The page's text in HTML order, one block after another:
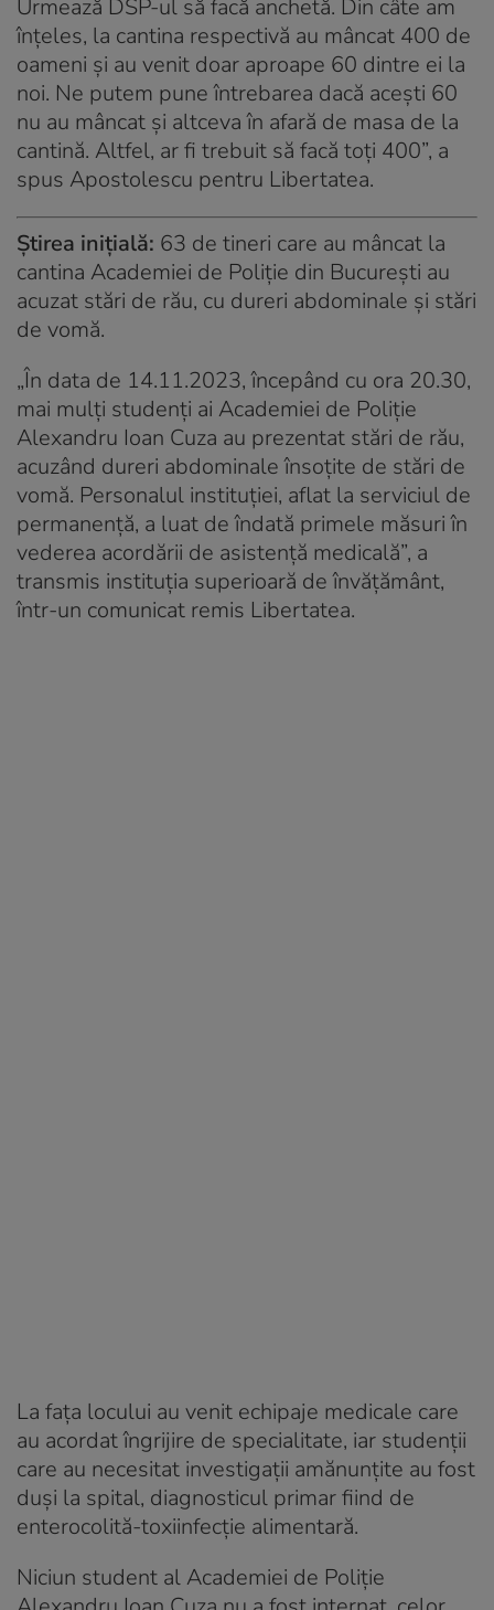
Urmează DSP-ul să facă anchetă. Din câte am
înțeles, la cantina respectivă au mâncat 400 de
oameni și au venit doar aproape 60 dintre ei la
noi. Ne putem pune întrebarea dacă acești 60
nu au mâncat și altceva în afară de masa de la
cantină. Altfel, ar fi trebuit să facă toți 400”, a
spus Apostolescu pentru Libertatea.
Știrea inițială: 63 de tineri care au mâncat la
cantina Academiei de Poliție din București au
acuzat stări de rău, cu dureri abdominale și stări
de vomă.
„În data de 14.11.2023, începând cu ora 20.30,
mai mulți studenți ai Academiei de Poliție
Alexandru Ioan Cuza au prezentat stări de rău,
acuzând dureri abdominale însoțite de stări de
vomă. Personalul instituției, aflat la serviciul de
permanență, a luat de îndată primele măsuri în
vederea acordării de asistență medicală”, a
transmis instituția superioară de învățământ,
într-un comunicat remis Libertatea.
La fața locului au venit echipaje medicale care
au acordat îngrijire de specialitate, iar studenții
care au necesitat investigații amănunțite au fost
duși la spital, diagnosticul primar fiind de
enterocolită-toxiinfecție alimentară.
Niciun student al Academiei de Poliție